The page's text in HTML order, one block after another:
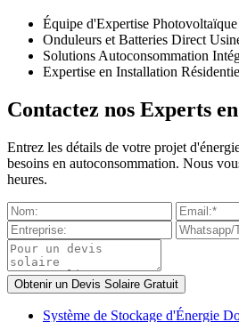
Équipe d'Expertise Photovoltaïque
Onduleurs et Batteries Direct
Solutions Autoconsommation
Expertise en Installation
Contactez nos Experts
Entrez les détails de votre projet
besoins en autoconsommation. Nous
heures.
Système de Stockage d'Énergie